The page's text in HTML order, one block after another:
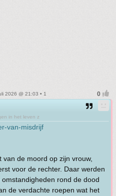
2026 @ 21:03 • 1
in het leven z
van-misdrijf
de moord op zijn vrouw,
voor de rechter. Daar werden
rond de dood
de verdachte roepen wat het